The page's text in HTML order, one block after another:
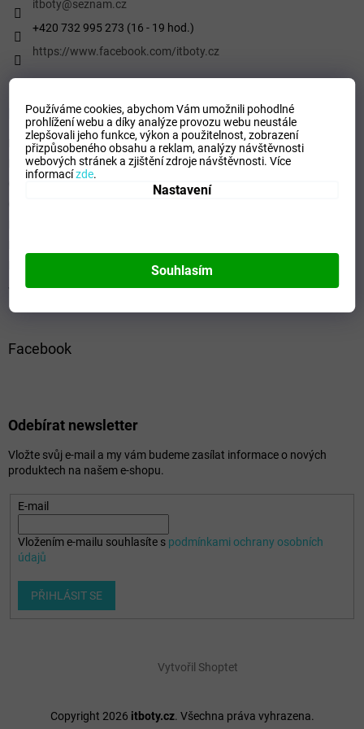
Používáme cookies, abychom Vám umožnili pohodlné
prohlížení webu a díky analýze provozu webu neustále
zlepšovali jeho funkce, výkon a použitelnost,zobrazení
přizpůsobeného obsahu a reklam, analýzy návštěvnosti
webových stránek a zjištění zdroje návštěvnosti.Více
informacízde.
Nastavení
Souhlasím
itboty@seznam.cz
+420 732 995 273 (16 - 19 hod.)
https://www.facebook.com/itboty.cz
Informace pro vás
Kontaktní formulář
Podmínky ochrany osobních údajů
Jak ověřujeme hodnocení a recenze
Facebook
Odebírat newsletter
Vložte svůj e-mail a my vám budeme zasílat informace o nových
produktech na našem e-shopu.
E-mail
Vložením e-mailu souhlasíte s podmínkami ochrany osobních
údajů
PŘIHLÁSIT SE
Vytvořil Shoptet
Copyright 2026 itboty.cz. Všechna práva vyhrazena.